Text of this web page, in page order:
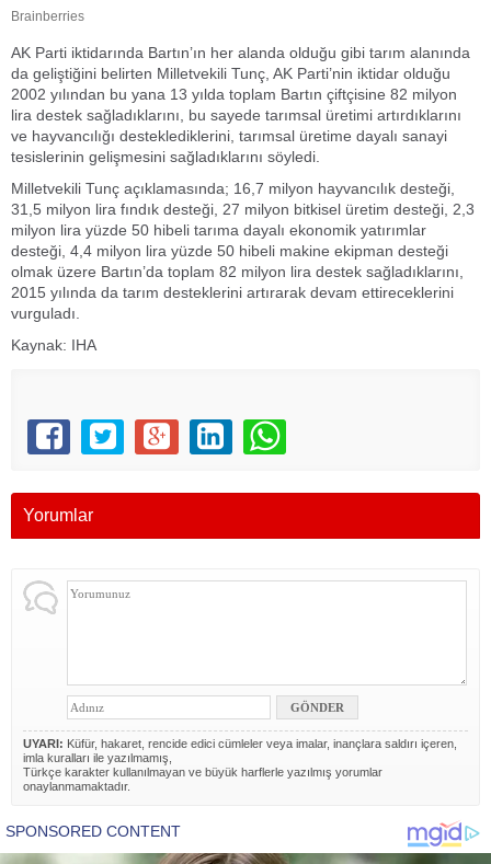
AK Parti iktidarında Bartın’ın her alanda olduğu gibi tarım alanında
da geliştiğini belirten Milletvekili Tunç, AK Parti’nin iktidar olduğu
2002 yılından bu yana 13 yılda toplam Bartın çiftçisine 82 milyon
lira destek sağladıklarını, bu sayede tarımsal üretimi artırdıklarını
ve hayvancılığı desteklediklerini, tarımsal üretime dayalı sanayi
tesislerinin gelişmesini sağladıklarını söyledi.
Milletvekili Tunç açıklamasında; 16,7 milyon hayvancılık desteği,
31,5 milyon lira fındık desteği, 27 milyon bitkisel üretim desteği, 2,3
milyon lira yüzde 50 hibeli tarıma dayalı ekonomik yatırımlar
desteği, 4,4 milyon lira yüzde 50 hibeli makine ekipman desteği
olmak üzere Bartın’da toplam 82 milyon lira destek sağladıklarını,
2015 yılında da tarım desteklerini artırarak devam ettireceklerini
vurguladı.
Kaynak: IHA
Yorumlar
UYARI: Küfür, hakaret, rencide edici cümleler veya imalar, inançlara saldırı içeren,
imla kuralları ile yazılmamış,
Türkçe karakter kullanılmayan ve büyük harflerle yazılmış yorumlar
onaylanmamaktadır.